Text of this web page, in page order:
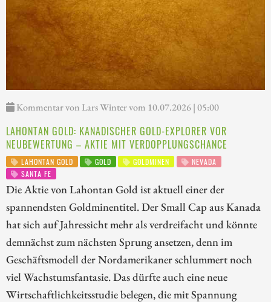
Kommentar von Lars Winter vom 10.07.2026 | 05:00
LAHONTAN GOLD: KANADISCHER GOLD-EXPLORER VOR
NEUBEWERTUNG – AKTIE MIT VERDOPPLUNGSCHANCE
LAHONTAN GOLD GOLD GOLDMINEN
NEVADA
SANTA FE
Die Aktie von Lahontan Gold ist aktuell einer der
spannendsten Goldminentitel. Der Small Cap aus Kanada
hat sich auf Jahressicht mehr als verdreifacht und könnte
demnächst zum nächsten Sprung ansetzen, denn im
Geschäftsmodell der Nordamerikaner schlummert noch
viel Wachstumsfantasie. Das dürfte auch eine neue
Wirtschaftlichkeitsstudie belegen, die mit Spannung